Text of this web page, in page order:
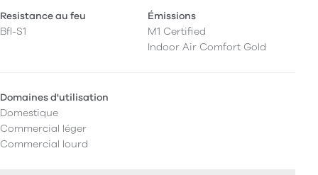
Resistance au feu
Bfl-S1
Émissions
M1 Certified
Indoor Air Comfort Gold
Domaines d'utilisation
Domestique
Commercial léger
Commercial lourd